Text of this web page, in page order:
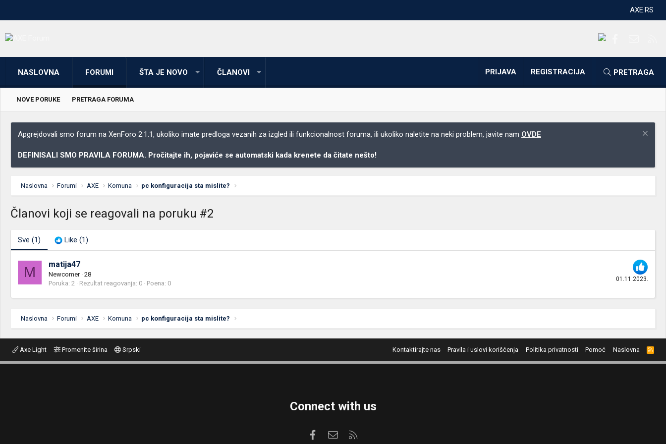
AXE.RS
NASLOVNA FORUMI ŠTA JE NOVO ČLANOVI PRIJAVA REGISTRACIJA PRETRAGA
NOVE PORUKE PRETRAGA FORUMA
Apgrejdovali smo forum na XenForo 2.1.1, ukoliko imate predloga vezanih za izgled ili funkcionalnost foruma, ili ukoliko naletite na neki problem, javite nam OVDE
DEFINISALI SMO PRAVILA FORUMA. Pročitajte ih, pojaviće se automatski kada krenete da čitate nešto!
Naslovna Forumi AXE Komuna pc konfiguracija sta mislite?
Članovi koji se reagovali na poruku #2
Sve (1) Like (1)
M 01.11.2023.
matija47
Newcomer · 28
Poruka 2 Rezultat reagovanja 0 Poena 0
Naslovna Forumi AXE Komuna pc konfiguracija sta mislite?
Axe Light Promenite širina Srpski Kontaktirajte nas Pravila i uslovi korišćenja Politika privatnosti Pomoć Naslovna
R
S
S
Connect with us
FacebookKontaktirajte nas